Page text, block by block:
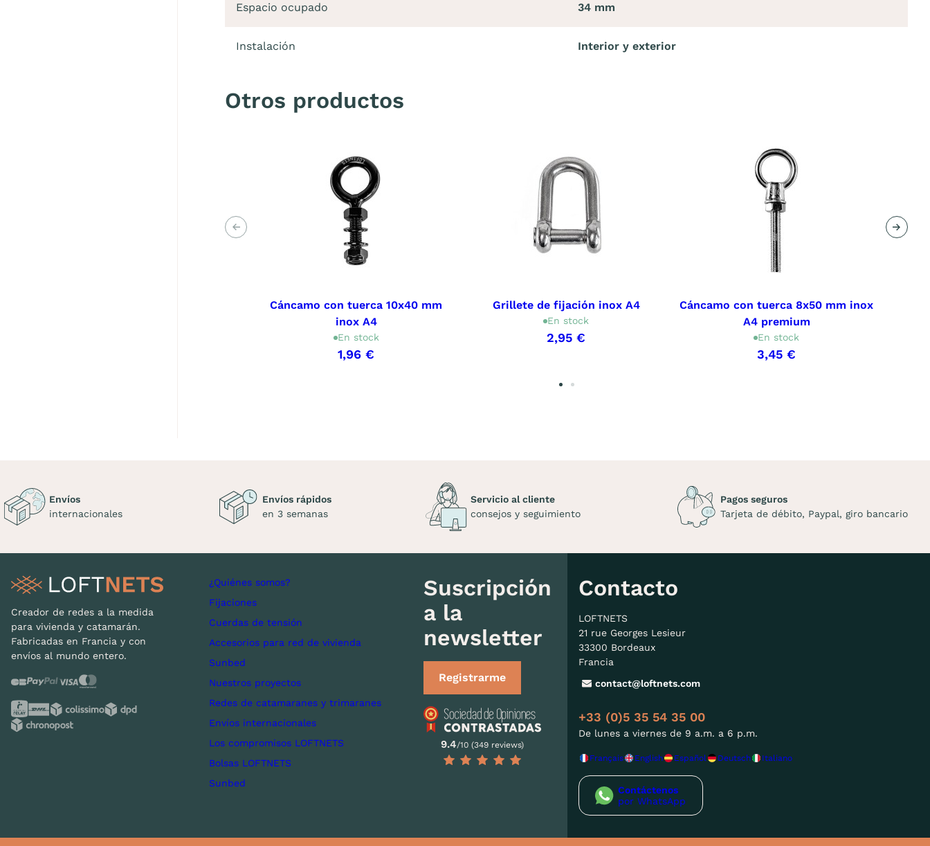
Espacio ocupado 34 mm
Instalación Interior y exterior
Otros productos
Cáncamo con tuerca 10x40 mm
inox A4
En stock
1,96 €
Grillete de fijación inox A4
En stock
2,95 €
Cáncamo con tuerca 8x50 mm inox
A4 premium
En stock
3,45 €
Anterior
Envíos
internacionales
Envíos rápidos
en 3 semanas
Servicio al cliente
consejos y seguimiento
Pagos seguros
Tarjeta de débito, Paypal, giro bancario
Creador de redes a la medida
para vivienda y catamarán.
Fabricadas en Francia y con
envíos al mundo entero.
¿Quiénes somos?
Fijaciones
Cuerdas de tensión
Accesorios para red de vivienda
Sunbed
Nuestros proyectos
Redes de catamaranes y trimaranes
Envíos internacionales
Los compromisos LOFTNETS
Bolsas LOFTNETS
Sunbed
Suscripción
a la
newsletter
Registrarme
9.4/10 (349 reviews)
Contacto
LOFTNETS
21 rue Georges Lesieur
33300 Bordeaux
Francia
contact@loftnets.com
+33 (0)5 35 54 35 00
De lunes a viernes de 9 a.m. a 6 p.m.
Français English Español Deutsch Italiano
Contáctenos
por WhatsApp